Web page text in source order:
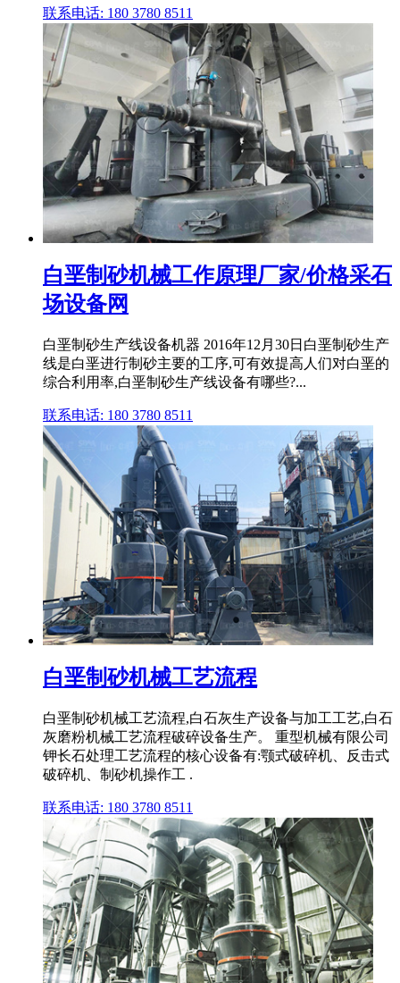
联系电话: 180 3780 8511
白垩制砂机械工作原理厂家/价格采石
场设备网
白垩制砂生产线设备机器 2016年12月30日白垩制砂生产
线是白垩进行制砂主要的工序,可有效提高人们对白垩的
综合利用率,白垩制砂生产线设备有哪些?...
联系电话: 180 3780 8511
白垩制砂机械工艺流程
白垩制砂机械工艺流程,白石灰生产设备与加工工艺,白石
灰磨粉机械工艺流程破碎设备生产。 重型机械有限公司
钾长石处理工艺流程的核心设备有:颚式破碎机、反击式
破碎机、制砂机操作工 .
联系电话: 180 3780 8511